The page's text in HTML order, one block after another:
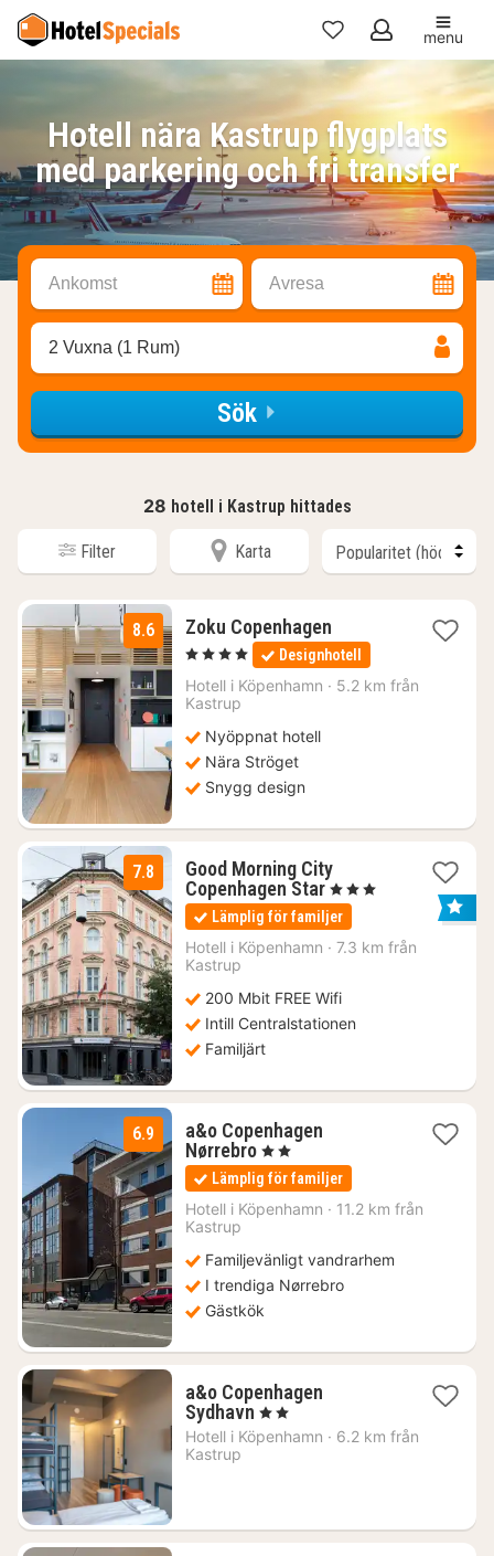
Mina
favoriter
menu
Hotell nära Kastrup flygplats
med parkering och fri transfer
Ankomst Avresa
2 Vuxna (1 Rum)
Sök
28 hotell i Kastrup hittades
Filter Karta
8.6 Zoku Copenhagen1
natt
från
1636
, 4 Stjärnor Designhotell
Hotell i Köpenhamn · 5.2 km från
Kastrup
Nyöppnat hotell
Nära Ströget
Snygg design
7.8
Good Morning City
Copenhagen Star1
natt
från
1662
, 3 Stjärnor
Lämplig för familjer
Hotell i Köpenhamn · 7.3 km från
Kastrup
200 Mbit FREE Wifi
Intill Centralstationen
Familjärt
6.9
a&o Copenhagen
Nørrebro2
nätter
för
896
, 2 Stjärnor
Lämplig för familjer
Hotell i Köpenhamn · 11.2 km från
Kastrup
Familjevänligt vandrarhem
I trendiga Nørrebro
Gästkök
a&o Copenhagen
Sydhavn 1
natt
från
, 2 Stjärnor
Hotell i Köpenhamn · 6.2 km från
Kastrup